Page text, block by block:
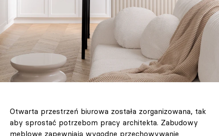
Otwarta przestrzeń biurowa została zorganizowana, tak
aby sprostać potrzebom pracy architekta. Zabudowy
meblowe zapewniają wygodne przechowywanie